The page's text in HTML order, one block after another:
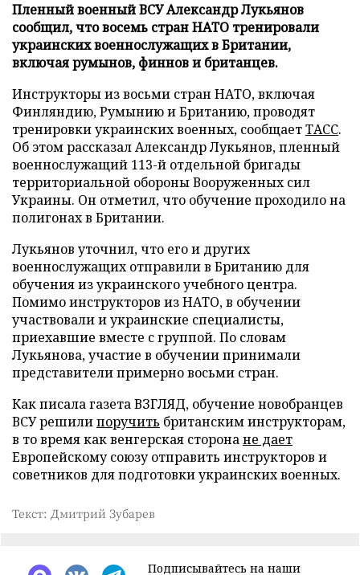
Пленный военный ВСУ Александр Лукьянов
сообщил, что восемь стран НАТО тренировали
украинских военнослужащих в Британии,
включая румынов, финнов и британцев.
Инструкторы из восьми стран НАТО, включая
Финляндию, Румынию и Британию, проводят
тренировки украинских военных, сообщаетТАСС.
Об этом рассказал Александр Лукьянов, пленный
военнослужащий 113-й отдельной бригады
территориальной обороны Вооруженных сил
Украины. Он отметил, что обучение проходило на
полигонах в Британии.
Лукьянов уточнил, что его и других
военнослужащих отправили в Британию для
обучения из украинского учебного центра.
Помимо инструкторов из НАТО, в обучении
участвовали и украинские специалисты,
приехавшие вместе с группой. По словам
Лукьянова, участие в обучении принимали
представители примерно восьми стран.
Как писала газета ВЗГЛЯД, обучение новобранцев
ВСУ решилипоручить британским инструкторам,
в то время как венгерская сторонане дает
Европейскому союзу отправить инструкторов и
советников для подготовки украинских военных.
Текст: Дмитрий Зубарев
Подписывайтесь на наши